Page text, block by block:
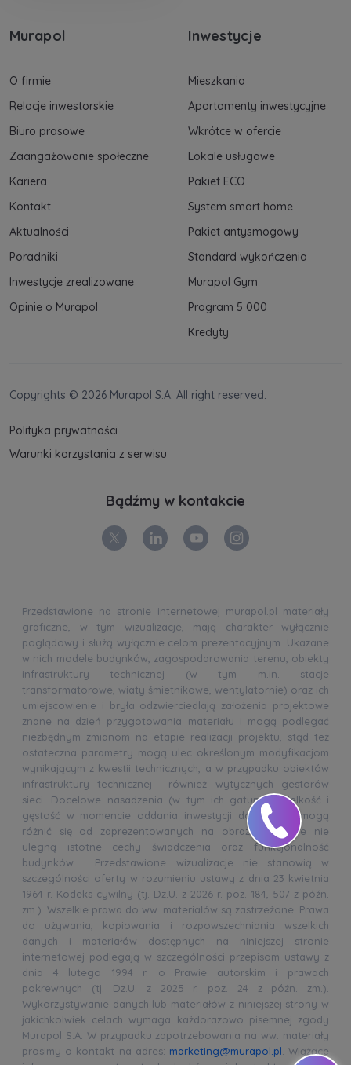
Murapol
O firmie
Relacje inwestorskie
Biuro prasowe
Zaangażowanie społeczne
Kariera
Kontakt
Aktualności
Poradniki
Inwestycje zrealizowane
Opinie o Murapol
Inwestycje
Mieszkania
Apartamenty inwestycyjne
Wkrótce w ofercie
Lokale usługowe
Pakiet ECO
System smart home
Pakiet antysmogowy
Standard wykończenia
Murapol Gym
Program 5 000
Kredyty
Copyrights © 2026 Murapol S.A. All right reserved.
Polityka prywatności
Warunki korzystania z serwisu
Bądźmy w kontakcie
Przedstawione na stronie internetowej murapol.pl materiały
graficzne, w tym wizualizacje, mają charakter wyłącznie
poglądowy i służą wyłącznie celom prezentacyjnym. Ukazane
w nich modele budynków, zagospodarowania terenu, obiekty
infrastruktury technicznej (w tym m.in. stacje
transformatorowe, wiaty śmietnikowe, wentylatornie) oraz ich
umiejscowienie i bryła odzwierciedlają założenia projektowe
znane na dzień przygotowania materiału i mogą podlegać
niezbędnym zmianom na etapie realizacji projektu, stąd też
ostateczna parametry mogą ulec określonym modyfikacjom
wynikającym z kwestii technicznych, a w przypadku obiektów
infrastruktury technicznej również wytycznych gestorów
sieci. Docelowe nasadzenia (w tym ich gatunek, wielkość i
gęstość w momencie oddania inwestycji do użytku) mogą
różnić się od zaprezentowanych na obrazie. Zmianie nie
ulegną istotne cechy świadczenia oraz funkcjonalność
budynków. Przedstawione wizualizacje nie stanowią w
szczególności oferty w rozumieniu ustawy z dnia 23 kwietnia
1964 r. Kodeks cywilny (tj. Dz.U. z 2026 r. poz. 184, 507 z późn.
zm.). Wszelkie prawa do ww. materiałów są zastrzeżone. Prawa
do używania, kopiowania i rozpowszechniania wszelkich
danych i materiałów dostępnych na niniejszej stronie
internetowej podlegają w szczególności przepisom ustawy z
dnia 4 lutego 1994 r. o Prawie autorskim i prawach
pokrewnych (tj. Dz.U. z 2025 r. poz. 24 z późn. zm.).
Wykorzystywanie danych lub materiałów z niniejszej strony w
jakichkolwiek celach wymaga każdorazowo pisemnej zgody
Murapol S.A. W przypadku zapotrzebowania na ww. materiały
prosimy o kontakt na adres: marketing@murapol.pl . Wiążące